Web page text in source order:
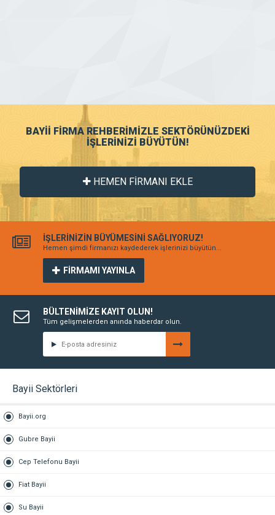
BAYİİ FİRMA REHBERİMİZLE SEKTÖRÜNÜZDEKİ
İŞLERİNİZİ BÜYÜTÜN!
HEMEN FİRMANI EKLE
İŞLERİNİZİN BÜYÜMESİNİ SAĞLIYORUZ!
Hemen şimdi firmanızı kaydederek işlerinizi büyütün...
FİRMAMI YAYINLA
BÜLTENİMİZE KAYIT OLUN!
Tüm gelişmelerden anında haberdar olun.
Bayii Sektörleri
Bayii.org
Gubre Bayii
Cep Telefonu Bayii
Fiat Bayii
Su Bayii